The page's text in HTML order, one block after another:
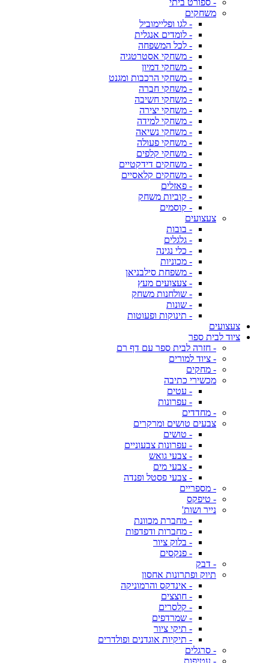
- ספורט ביתי
משחקים
- לגו ופליימוביל
- לומדים אנגלית
- לכל המשפחה
- משחקי אסטרטגיה
- משחקי דמיון
- משחקי הרכבות ומגנט
- משחקי חברה
- משחקי חשיבה
- משחקי יצירה
- משחקי למידה
- משחקי נשיאה
- משחקי פעולה
- משחקי קלפים
- משחקים דידקטיים
- משחקים קלאסיים
- פאזלים
- קוביות משחק
- קוסמים
צעצועים
- בובות
- גלגלים
- כלי נגינה
- מכוניות
- משפחת סילבניאן
- צעצועים מעץ
- שולחנות משחק
- שונות
- תינוקות ופעוטות
צעצועים
ציוד לבית ספר
- חזרה לבית ספר עם דף רם
- ציוד למורים
- מחקים
מכשירי כתיבה
- עטים
- עפרונות
- מחדדים
צבעים טושים ומרקרים
- טושים
- עפרונות צבעוניים
- צבעי גואש
- צבעי מים
- צבעי פסטל ופנדה
- מספריים
- טיפקס
נייר ושות'
- מחברת מכוונת
- מחברות ודפדפות
- בלוק ציור
- פנקסים
- דבק
תיוק ופתרונות אחסון
- אינדקס והרמוניקה
- חוצצים
- קלסרים
- שמרדפים
- תיקי ציור
- תיקיות אוגדנים ופולדרים
- סרגלים
- עטיפות